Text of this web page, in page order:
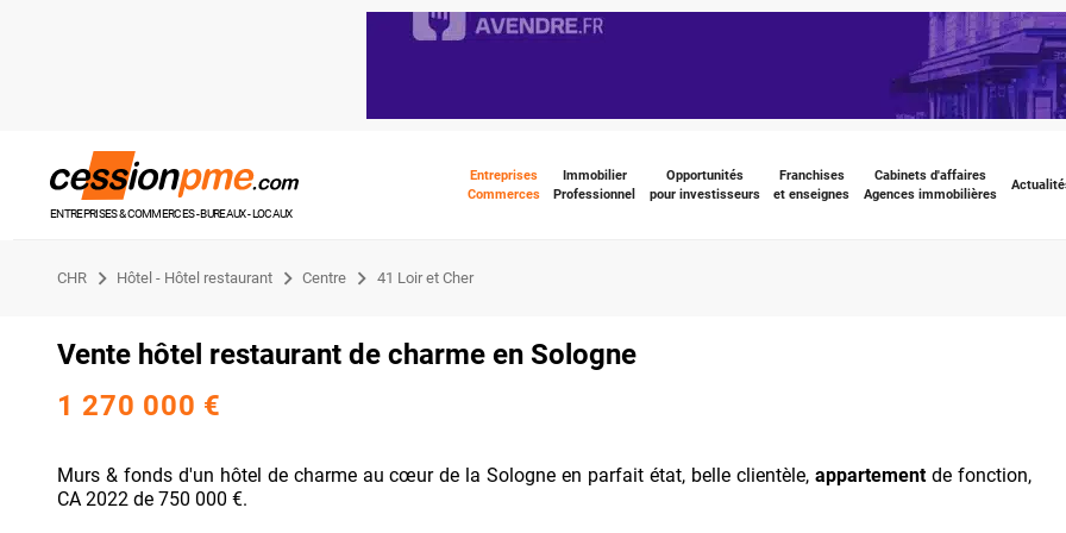
ENTREPRISES & COMMERCES - BUREAUX - LOCAUX
Entreprises
Commerces
Immobilier
Professionnel
Opportunités
pour investisseurs
Franchises
et enseignes
Cabinets d'affaires
Agences immobilières
CHR Hôtel - Hôtel restaurant Centre 41 Loir et Cher
Vente hôtel restaurant de charme en Sologne
1 270 000 €
Murs & fonds d'un hôtel de charme au cœur de la Sologne en parfait état, belle clientèle, appartement de fonction,
CA 2022 de 750 000 €.